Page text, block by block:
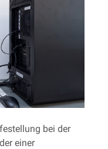
bei der
einer